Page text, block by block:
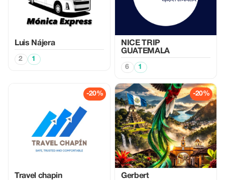
Luis Nájera
2 1
NICE TRIP
GUATEMALA
6 1
-20%
Travel chapin
-20%
Gerbert